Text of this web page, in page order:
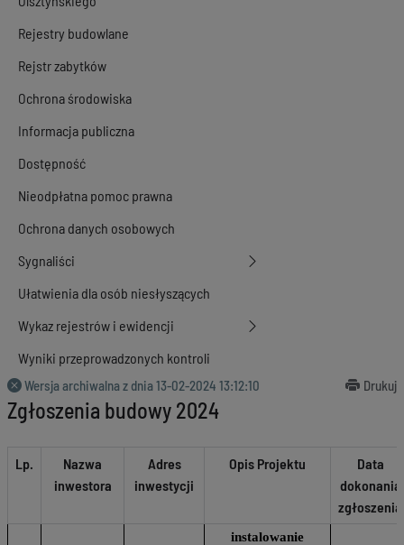
Rejestry budowlane
Rejstr zabytków
Ochrona środowiska
Informacja publiczna
Dostępność
Nieodpłatna pomoc prawna
Ochrona danych osobowych
Sygnaliści
Ułatwienia dla osób niesłyszących
Wykaz rejestrów i ewidencji
Wyniki przeprowadzonych kontroli
Wersja archiwalna z dnia 13-02-2024 13:12:10 Drukuj
Zgłoszenia budowy 2024
Lp.
Nazwa
inwestora
Adres
inwestycji
Opis Projektu
Data
dokonania
zgłoszenia
instalowanie